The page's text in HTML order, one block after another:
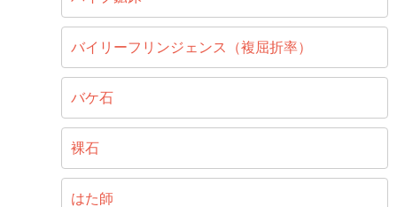
バイリーフリンジェンス（複屈折率）
バケ石
裸石
はた師